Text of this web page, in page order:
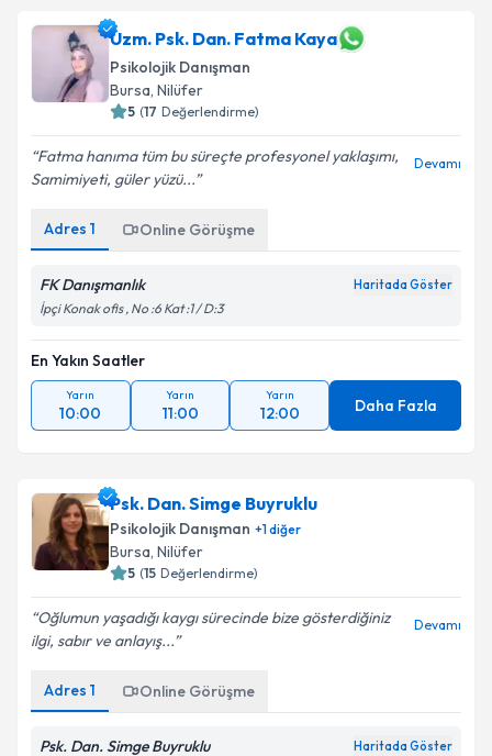
Uzm. Psk. Dan. Fatma Kaya
Psikolojik Danışman
Bursa, Nilüfer
5 (17 Değerlendirme)
Fatma hanıma tüm bu süreçte profesyonel yaklaşımı,
Samimiyeti, güler yüzü...
Devamı
Adres 1 Online Görüşme
FK Danışmanlık Haritada Göster
İpçi Konak ofis , No :6 Kat :1 / D:3
En Yakın Saatler
Yarın
10:00
Yarın
11:00
Yarın
12:00 Daha Fazla
Psk. Dan. Simge Buyruklu
Psikolojik Danışman +1diğer
Bursa, Nilüfer
5 (15 Değerlendirme)
Oğlumun yaşadığı kaygı sürecinde bize gösterdiğiniz
ilgi, sabır ve anlayış...
Devamı
Adres 1 Online Görüşme
Psk. Dan. Simge Buyruklu Haritada Göster